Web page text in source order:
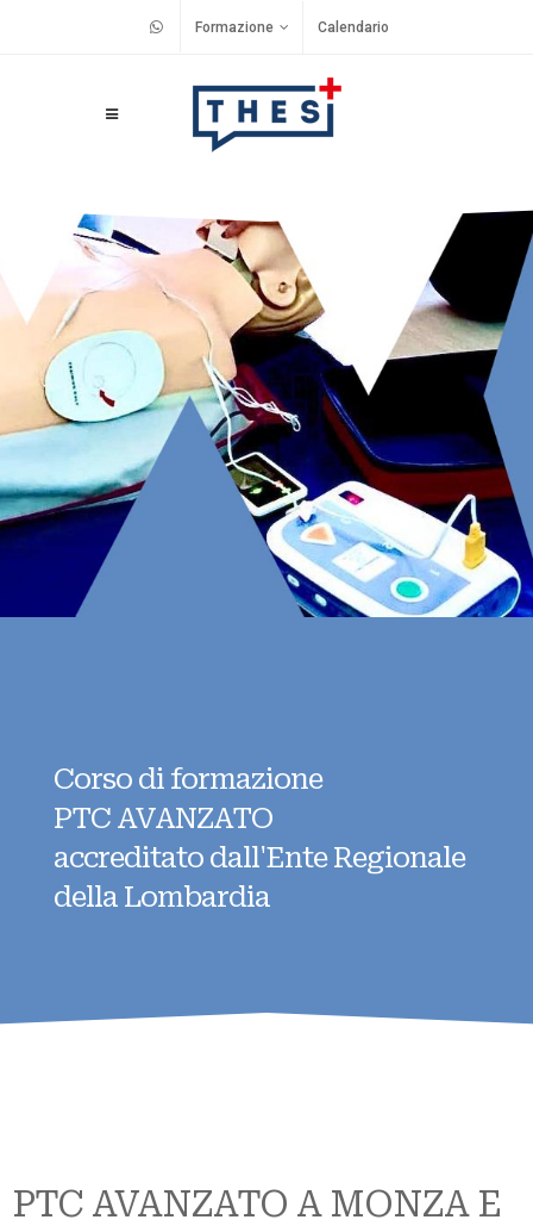
Formazione Calendario
Corso di formazione
PTC AVANZATO
accreditato dall'Ente Regionale
della Lombardia
PTC AVANZATO A MONZA E